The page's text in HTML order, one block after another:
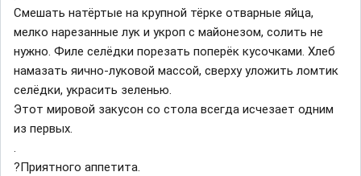
Смешать натёртые на крупной тёрке отварные яйца,
мелко нарезанные лук и укроп с майонезом, солить не
нужно. Филе селёдки порезать поперёк кусочками. Хлеб
намазать яично-луковой массой, сверху уложить ломтик
селёдки, украсить зеленью.
Этот мировой закусон со стола всегда исчезает одним
из первых.
.
?Приятного аппетита.